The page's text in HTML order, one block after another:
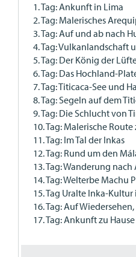
1. Tag: Ankunft in Lima
2. Tag: Malerisches
3. Tag: Auf und ab nach
4. Tag: Vulkanlandschaft
5. Tag: Der König der
6. Tag: Das Hochland-
7. Tag: Titicaca-See und
8. Tag: Segeln auf dem
9. Tag: Die Schlucht von
10. Tag: Malerische
11. Tag: Im Tal der Inkas
12. Tag: Rund um den
13. Tag: Wanderung
14. Tag: Welterbe Machu
15. Tag Uralte Inka-Kultur
16. Tag: Auf
17. Tag: Ankunft zu Hause